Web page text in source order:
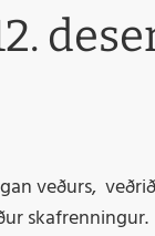
veðurs,
skafrenningur.